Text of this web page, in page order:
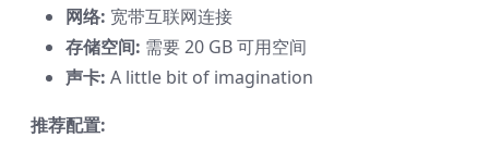
网络: 宽带互联网连接
存储空间: 需要 20 GB 可用空间
声卡: A little bit of imagination
推荐配置: